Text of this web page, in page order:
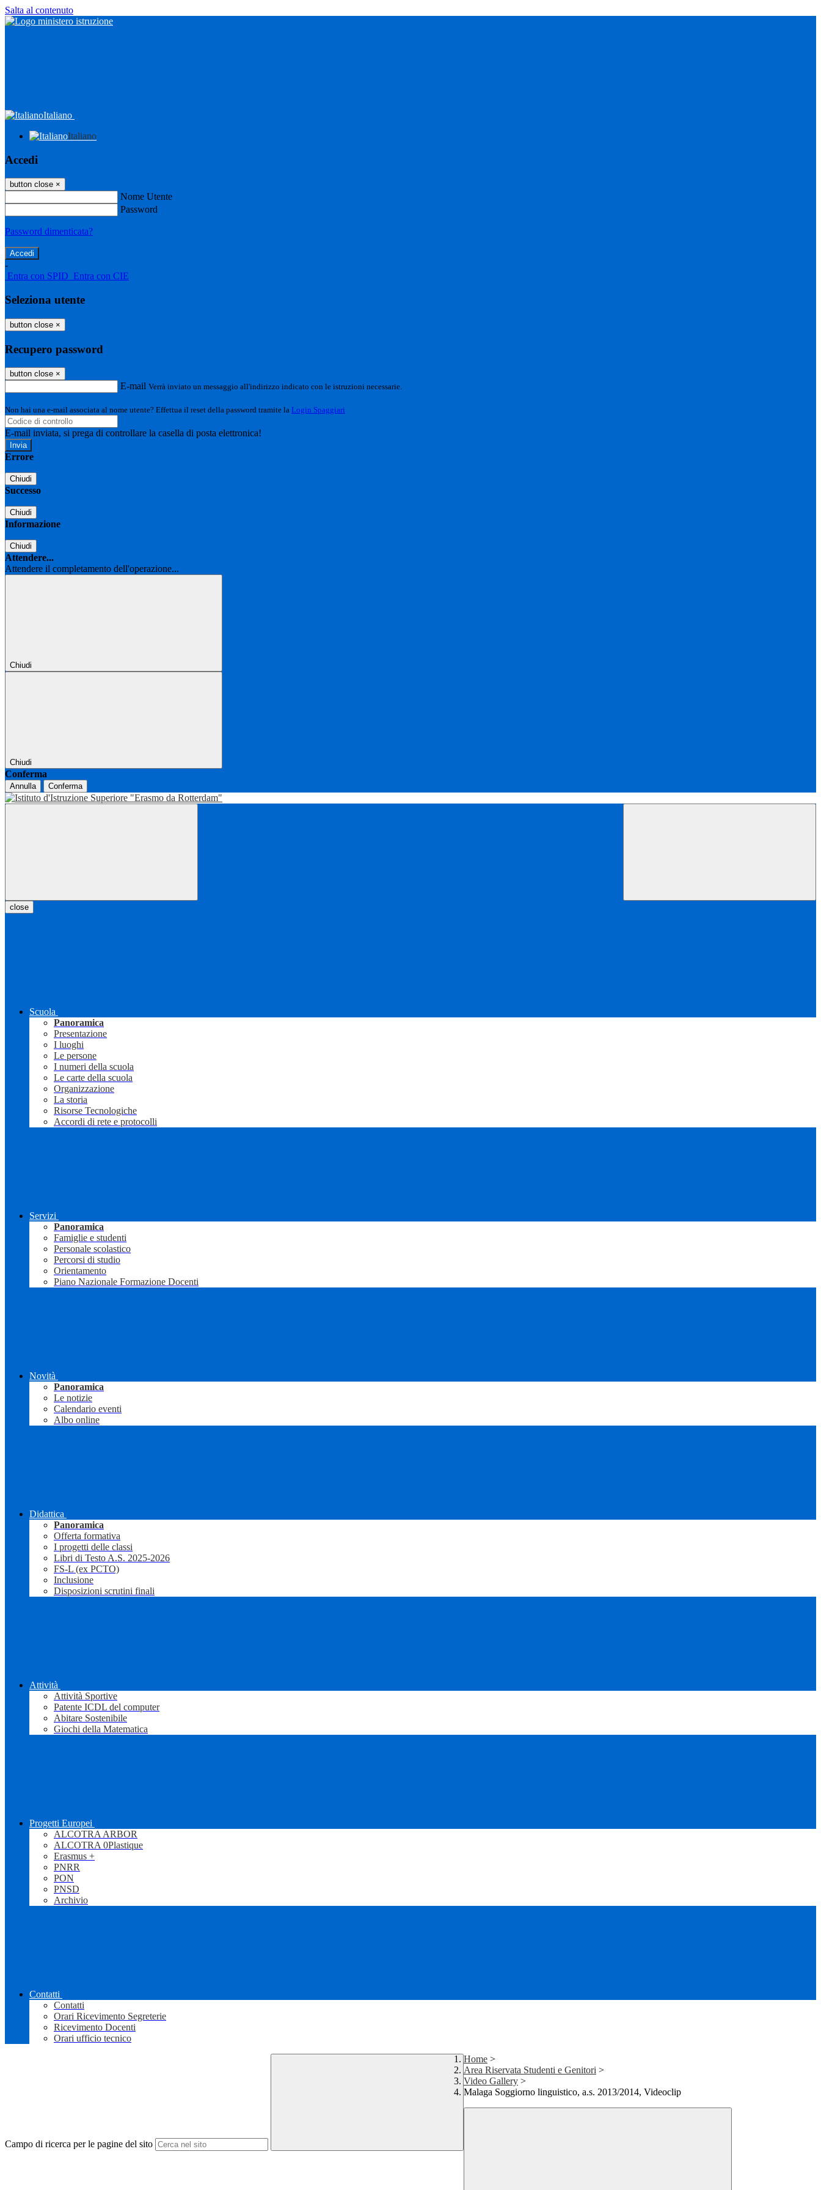
Salta al contenuto
Italiano
Italiano
Accedi
button close ×
Nome Utente
Password
Password dimenticata?
-
Entra con SPID Entra con CIE
Seleziona utente
button close ×
Recupero password
button close ×
E-mail Verrà inviato un messaggio all'indirizzo indicato con le istruzioni necessarie.
Non hai una e-mail associata al nome utente? Effettua il reset della password tramite la Login Spaggiari
E-mail inviata, si prega di controllare la casella di posta elettronica!
Errore
Chiudi
Successo
Chiudi
Informazione
Chiudi
Attendere...
Attendere il completamento dell'operazione...
Chiudi
Chiudi
Conferma
Annulla Conferma
close
Scuola
Panoramica
Presentazione
I luoghi
Le persone
I numeri della scuola
Le carte della scuola
Organizzazione
La storia
Risorse Tecnologiche
Accordi di rete e protocolli
Servizi
Panoramica
Famiglie e studenti
Personale scolastico
Percorsi di studio
Orientamento
Piano Nazionale Formazione Docenti
Novità
Panoramica
Le notizie
Calendario eventi
Albo online
Didattica
Panoramica
Offerta formativa
I progetti delle classi
Libri di Testo A.S. 2025-2026
FS-L (ex PCTO)
Inclusione
Disposizioni scrutini finali
Attività
Attività Sportive
Patente ICDL del computer
Abitare Sostenibile
Giochi della Matematica
Progetti Europei
ALCOTRA ARBOR
ALCOTRA 0Plastique
Erasmus +
PNRR
PON
PNSD
Archivio
Contatti
Contatti
Orari Ricevimento Segreterie
Ricevimento Docenti
Orari ufficio tecnico
Campo di ricerca per le pagine del sito
Home >
Area Riservata Studenti e Genitori >
Video Gallery >
Malaga Soggiorno linguistico, a.s. 2013/2014, Videoclip